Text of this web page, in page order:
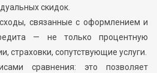
скидок.
связанные с оформлением и
— не только процентную
страховки, сопутствующие услуги.
сравнения: это позволяет